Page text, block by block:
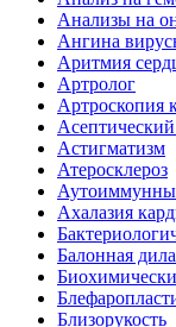
Анализы на
Ангина
Аритмия
Артролог
Артроскопия
Асептический
Астигматизм
Атеросклероз
Ахалазия
Балонная
Близорукость